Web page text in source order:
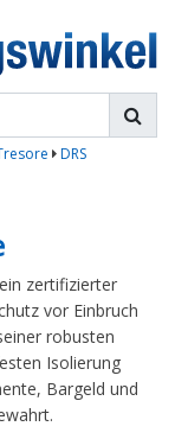
DRS
zertifizierter
vor Einbruch
robusten
Isolierung
Bargeld und